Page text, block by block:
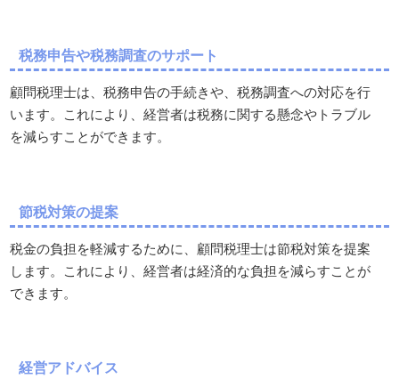
税務申告や税務調査のサポート
顧問税理士は、税務申告の手続きや、税務調査への対応を行
います。これにより、経営者は税務に関する懸念やトラブル
を減らすことができます。
節税対策の提案
税金の負担を軽減するために、顧問税理士は節税対策を提案
します。これにより、経営者は経済的な負担を減らすことが
できます。
経営アドバイス